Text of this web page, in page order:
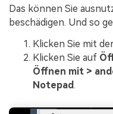
Das können Sie
beschädigen. Und so
Klicken Sie mit
Klicken Sie auf
Öffnen mit >
Notepad.